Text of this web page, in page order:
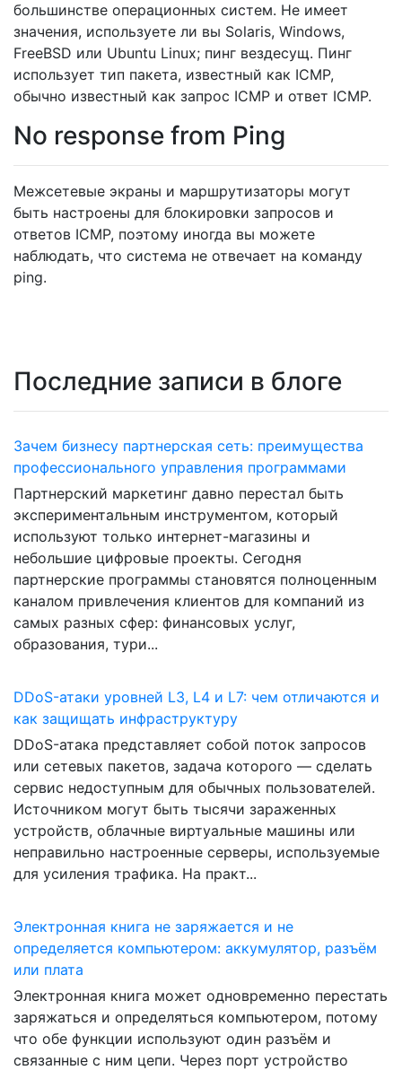
большинстве операционных систем. Не имеет
значения, используете ли вы Solaris, Windows,
FreeBSD или Ubuntu Linux; пинг вездесущ. Пинг
использует тип пакета, известный как ICMP,
обычно известный как запрос ICMP и ответ ICMP.
No response from Ping
Межсетевые экраны и маршрутизаторы могут
быть настроены для блокировки запросов и
ответов ICMP, поэтому иногда вы можете
наблюдать, что система не отвечает на команду
ping.
Последние записи в блоге
Зачем бизнесу партнерская сеть: преимущества
профессионального управления программами
Партнерский маркетинг давно перестал быть
экспериментальным инструментом, который
используют только интернет-магазины и
небольшие цифровые проекты. Сегодня
партнерские программы становятся полноценным
каналом привлечения клиентов для компаний из
самых разных сфер: финансовых услуг,
образования, тури...
DDoS-атаки уровней L3, L4 и L7: чем отличаются и
как защищать инфраструктуру
DDoS-атака представляет собой поток запросов
или сетевых пакетов, задача которого — сделать
сервис недоступным для обычных пользователей.
Источником могут быть тысячи зараженных
устройств, облачные виртуальные машины или
неправильно настроенные серверы, используемые
для усиления трафика. На практ...
Электронная книга не заряжается и не
определяется компьютером: аккумулятор, разъём
или плата
Электронная книга может одновременно перестать
заряжаться и определяться компьютером, потому
что обе функции используют один разъём и
связанные с ним цепи. Через порт устройство